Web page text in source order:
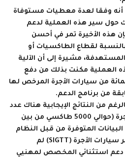
أنه وفقا لعدة معطيات مستوفاة
حول سير هذه العملية لدعم
هذه الأخيرة تمر في أحسن
لقطاع الطاكسيات أو
مشيرة إلى أن الآلية
العملية مكنت بذلك من دفع
لأزيد من 90 في المائة من سيارات الأجرة المرخص لها
من برنامج الدعم.
من النتائج الإيجابية هناك عدد
مهم نسبيا من سيارات الأجرة (حوالي 5000 طاكسي من بين
البيانات المتوفرة من قبل النظام
المعلوماتي لتدبير النقل عبر سيارات الأجرة (SIGTT) لم
دعم استثنائي المخصص لمهنيي